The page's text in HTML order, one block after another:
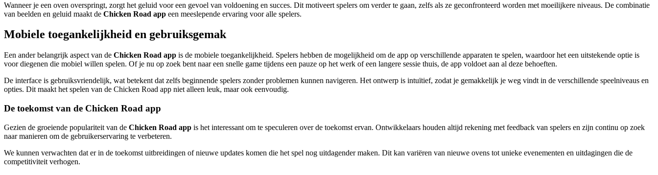
Wanneer je een oven overspringt, zorgt het geluid voor een gevoel van voldoening en succes. Dit motiveert spelers om verder te gaan, zelfs als ze geconfronteerd worden met moeilijkere niveaus. De combinatie
van beelden en geluid maakt de Chicken Road app een meeslepende ervaring voor alle spelers.
Mobiele toegankelijkheid en gebruiksgemak
Een ander belangrijk aspect van de Chicken Road app is de mobiele toegankelijkheid. Spelers hebben de mogelijkheid om de app op verschillende apparaten te spelen, waardoor het een uitstekende optie is
voor diegenen die mobiel willen spelen. Of je nu op zoek bent naar een snelle game tijdens een pauze op het werk of een langere sessie thuis, de app voldoet aan al deze behoeften.
De interface is gebruiksvriendelijk, wat betekent dat zelfs beginnende spelers zonder problemen kunnen navigeren. Het ontwerp is intuïtief, zodat je gemakkelijk je weg vindt in de verschillende speelniveaus en
opties. Dit maakt het spelen van de Chicken Road app niet alleen leuk, maar ook eenvoudig.
De toekomst van de Chicken Road app
Gezien de groeiende populariteit van de Chicken Road app is het interessant om te speculeren over de toekomst ervan. Ontwikkelaars houden altijd rekening met feedback van spelers en zijn continu op zoek
naar manieren om de gebruikerservaring te verbeteren.
We kunnen verwachten dat er in de toekomst uitbreidingen of nieuwe updates komen die het spel nog uitdagender maken. Dit kan variëren van nieuwe ovens tot unieke evenementen en uitdagingen die de
competitiviteit verhogen.